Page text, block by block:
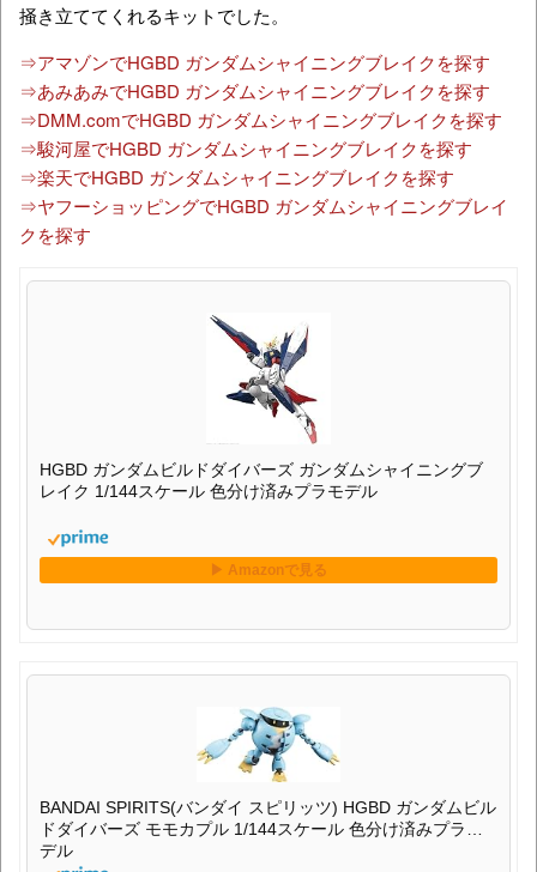
掻き立ててくれるキットでした。
⇒アマゾンでHGBD ガンダムシャイニングブレイクを探す
⇒あみあみでHGBD ガンダムシャイニングブレイクを探す
⇒DMM.comでHGBD ガンダムシャイニングブレイクを探す
⇒駿河屋でHGBD ガンダムシャイニングブレイクを探す
⇒楽天でHGBD ガンダムシャイニングブレイクを探す
⇒ヤフーショッピングでHGBD ガンダムシャイニングブレイ
クを探す
HGBD ガンダムビルドダイバーズ ガンダムシャイニングブ
レイク 1/144スケール 色分け済みプラモデル
BANDAI SPIRITS(バンダイ スピリッツ) HGBD ガンダムビル
ドダイバーズ モモカプル 1/144スケール 色分け済みプラモ
デル